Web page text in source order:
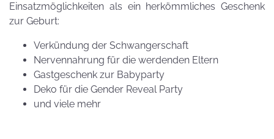
Einsatzmöglichkeiten als ein herkömmliches Geschenk
zur Geburt:
Verkündung der Schwangerschaft
Nervennahrung für die werdenden Eltern
Gastgeschenk zur Babyparty
Deko für die Gender Reveal Party
und viele mehr